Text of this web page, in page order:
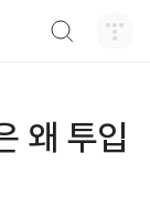
왜 투입